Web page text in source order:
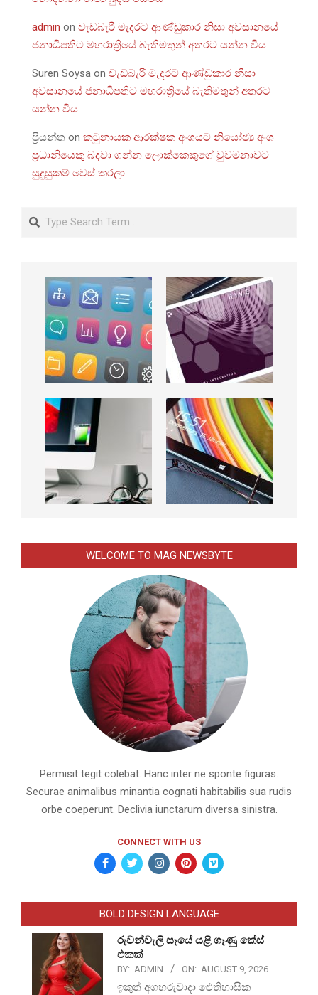
admin on වැඩබැරි මැදරට ආණ්ඩුකාර නිසා අවසානයේ
ජනාධිපතිට මහරාත්‍රියේ බැතිමතුන් අතරට යන්න විය
Suren Soysa on වැඩබැරි මැදරට ආණ්ඩුකාර නිසා
අවසානයේ ජනාධිපතිට මහරාත්‍රියේ බැතිමතුන් අතරට
යන්න විය
ප්‍රියන්ත on කටුනායක ආරක්ෂක අංශයට නියෝජ්‍ය අංශ
ප්‍රධානියෙකු බදවා ගන්න ලොක්කෙකුගේ වුවමනාවට
සුදුසුකම් වෙස් කරලා
WELCOME TO MAG NEWSBYTE
Permisit tegit colebat. Hanc inter ne sponte figuras.
Securae animalibus minantia cognati habitabilis sua rudis
orbe coeperunt. Declivia iunctarum diversa sinistra.
CONNECT WITH US
BOLD DESIGN LANGUAGE
රුවන්වැලි සෑයේ යළි ගෑණු කේස්
එකක්
BY: ADMIN ON: AUGUST 9, 2026
ඉකුත් අගහරුවාදා ඓතිහාසික